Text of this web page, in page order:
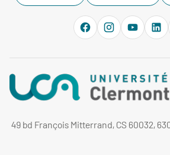
49 bd François Mitterrand, CS 60032,